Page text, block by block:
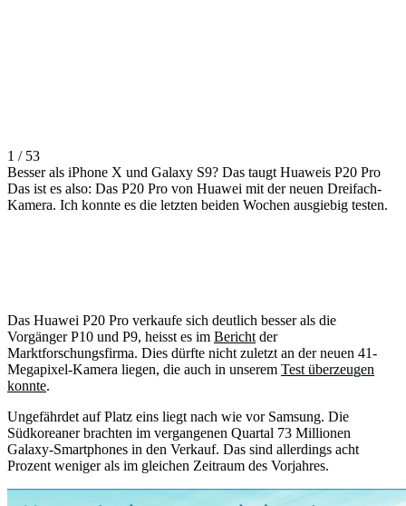
1 / 53
Besser als iPhone X und Galaxy S9? Das taugt Huaweis P20 Pro
Das ist es also: Das P20 Pro von Huawei mit der neuen Dreifach-
Kamera. Ich konnte es die letzten beiden Wochen ausgiebig testen.
Das Huawei P20 Pro verkaufe sich deutlich besser als die
Vorgänger P10 und P9, heisst es im Bericht der
Marktforschungsfirma. Dies dürfte nicht zuletzt an der neuen 41-
Megapixel-Kamera liegen, die auch in unserem Test überzeugen
konnte.
Ungefährdet auf Platz eins liegt nach wie vor Samsung. Die
Südkoreaner brachten im vergangenen Quartal 73 Millionen
Galaxy-Smartphones in den Verkauf. Das sind allerdings acht
Prozent weniger als im gleichen Zeitraum des Vorjahres.